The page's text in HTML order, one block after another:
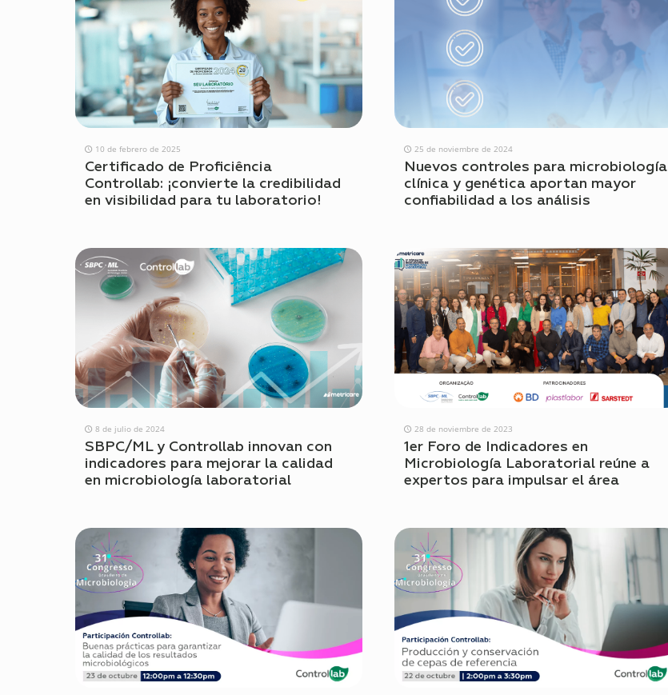
10 de febrero de 2025
Certificado de Proficiência
Controllab: ¡convierte la credibilidad
en visibilidad para tu laboratorio!
25 de noviembre de 2024
Nuevos controles para microbiología
clínica y genética aportan mayor
confiabilidad a los análisis
8 de julio de 2024
SBPC/ML y Controllab innovan con
indicadores para mejorar la calidad
en microbiología laboratorial
28 de noviembre de 2023
1er Foro de Indicadores en
Microbiología Laboratorial reúne a
expertos para impulsar el área